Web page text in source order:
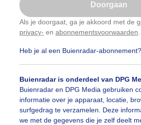
Doorgaan
Als je doorgaat, ga je akkoord met de
privacy- en abonnementsvoorwaarden
Heb je al een Buienradar-abonnement?
Buienradar is onderdeel van DPG
Buienradar en DPG Media gebruiken
informatie over je apparaat, locatie,
surfgedrag te verzamelen. Deze
we met de gegevens die je zelf deelt
Nu niet, misschien
Gebruik je Safari en wil je niet elke
Klikhierom dit aan te